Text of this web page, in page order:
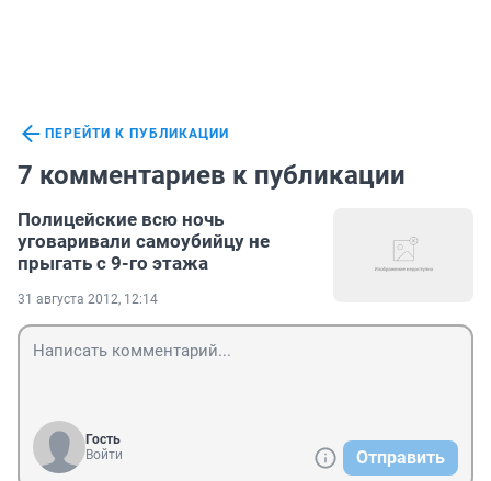
ПЕРЕЙТИ К ПУБЛИКАЦИИ
7 комментариев к публикации
Полицейские всю ночь
уговаривали самоубийцу не
прыгать с 9-го этажа
31 августа 2012, 12:14
Гость
Войти
Отправить